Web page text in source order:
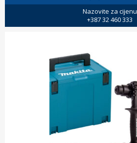
Nazovite za cijenu
+387 32 460 333